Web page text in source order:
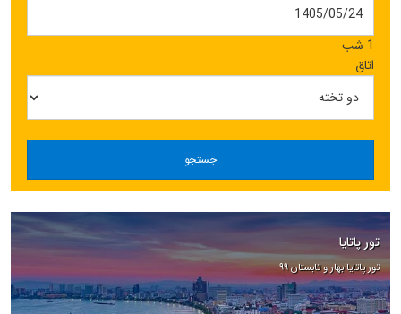
1 شب
اتاق
جستجو
تور پاتایا
تور پاتایا بهار و تابستان ۹۹